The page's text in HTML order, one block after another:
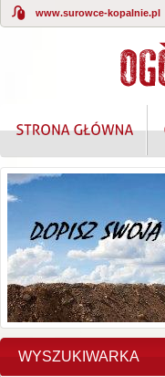
www.surowce-kopalnie.pl
WYSZUKIWARKA